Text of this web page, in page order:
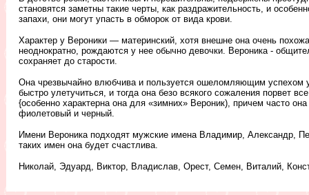
становятся заметны такие черты, как раздражительность, и
запахи, они могут упасть в обморок от вида крови.
Характер у Вероники — материнский, хотя внешне она очень
неоднократно, рождаются у нее обычно девочки. Вероника -
сохраняет до старости.
Она чрезвычайно влюбчива и пользуется ошеломляющим
быстро улетучиться, и тогда она безо всякого сожаления порвет
{особенно характерна она для «зимних» Вероник), причем часто
фиолетовый и черный.
Имени Вероника подходят мужские имена Владимир, Александр,
таких имен она будет счастлива.
Николай, Эдуард, Виктор, Владислав, Орест, Семен, Виталий,